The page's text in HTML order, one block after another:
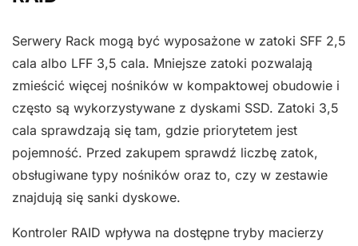
Serwery Rack mogą być wyposażone w zatoki SFF 2,5
cala albo LFF 3,5 cala. Mniejsze zatoki pozwalają
zmieścić więcej nośników w kompaktowej obudowie i
często są wykorzystywane z dyskami SSD. Zatoki 3,5
cala sprawdzają się tam, gdzie priorytetem jest
pojemność. Przed zakupem sprawdź liczbę zatok,
obsługiwane typy nośników oraz to, czy w zestawie
znajdują się sanki dyskowe.
Kontroler RAID wpływa na dostępne tryby macierzy